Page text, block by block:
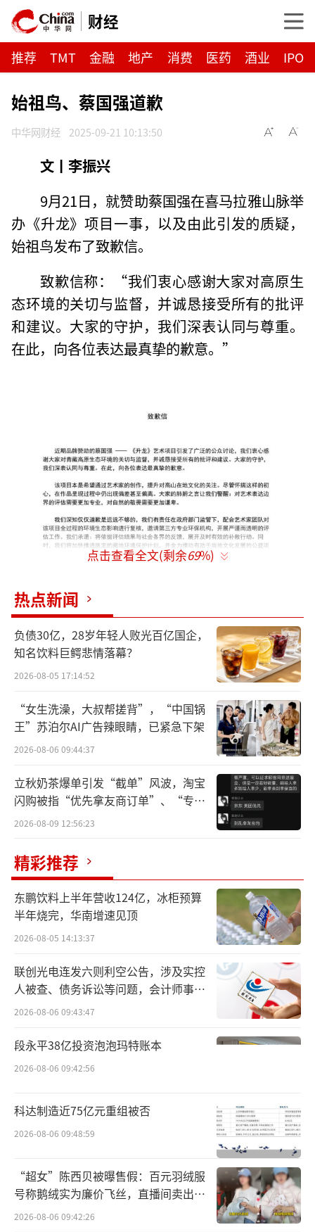
财经
推荐 TMT 金融 地产 消费 医药 酒业 IPO
始祖鸟、蔡国强道歉
中华网财经 2025-09-21 10:13:50
文丨李振兴
9月21日，就赞助蔡国强在喜马拉雅山脉举
办《升龙》项目一事，以及由此引发的质疑，
始祖鸟发布了致歉信。
致歉信称：“我们衷心感谢大家对高原生
态环境的关切与监督，并诚恳接受所有的批评
和建议。大家的守护，我们深表认同与尊重。
在此，向各位表达最真挚的歉意。”
同时，蔡国强也发布致歉称：“9月19日，
我的《升龙》艺术作品在日喀则江孜县完成，
引发公众对高原生态环境保护的深切关注与讨
论。对此，我和工作室高度重视，怀着敬畏之
心，虚心接受大家对于在雪域高原实施艺术创
作的所有批评，并诚挚地感谢大家对我们的关
心和提醒。我们确实存在很多考虑不周之处，
我深表歉意。”
点击查看全文(剩余69%)
热点新闻
负债30亿，28岁年轻人败光百亿国企，
知名饮料巨鳄悲情落幕？
2026-08-05 17:14:52
“女生洗澡，大叔帮搓背”，“中国锅
王”苏泊尔AI广告辣眼睛，已紧急下架
2026-08-06 09:44:37
立秋奶茶爆单引发“截单”风波，淘宝
闪购被指“优先拿友商订单”、“专挑
贵的拿”
2026-08-09 12:56:23
精彩推荐
东鹏饮料上半年营收124亿，冰柜预算
半年烧完，华南增速见顶
2026-08-05 14:13:37
联创光电连发六则利空公告，涉及实控
人被查、债务诉讼等问题，会计师事务
所曾出具“保留意见”
2026-08-06 09:43:47
段永平38亿投资泡泡玛特账本
2026-08-06 09:42:56
科达制造近75亿元重组被否
2026-08-06 09:48:59
“超女”陈西贝被曝售假：百元羽绒服
号称鹅绒实为廉价飞丝，直播间卖出超
百万元
2026-08-06 09:42:26